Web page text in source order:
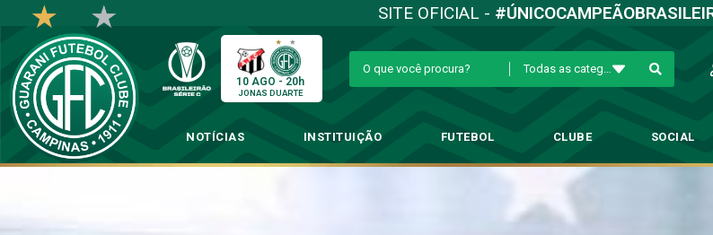
SITE OFICIAL -
10 AGO - 20h
JONAS DUARTE
NOTÍCIAS INSTITUIÇÃO FUTEBOL CLUBE SOCIAL
Daniel Paulista analisa empate no Dérbi e